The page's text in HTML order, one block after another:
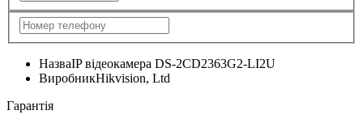
НазваIP відеокамера DS-2CD2363G2-LI2U
ВиробникHikvision, Ltd
Гарантія